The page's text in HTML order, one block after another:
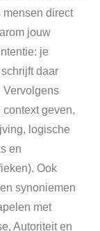
direct
jouw
je
daar
Vervolgens
geven,
logische
en
Ook
synoniemen
met
Autoriteit en